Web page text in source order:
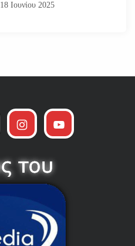
18 Ιουνίου 2025